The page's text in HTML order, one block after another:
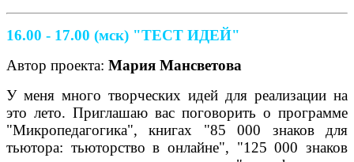
16.00 - 17.00 (мск) "ТЕСТ ИДЕЙ"
Автор проекта: Мария Мансветова
У меня много творческих идей для реализации на
это лето. Приглашаю вас поговорить о программе
"Микропедагогика", книгах "85 000 знаков для
тьютора: тьюторство в онлайне", "125 000 знаков